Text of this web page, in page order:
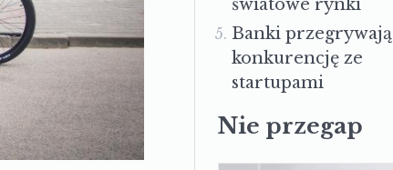
światowe rynki
Banki przegrywają
konkurencję ze
startupami
Nie przegap